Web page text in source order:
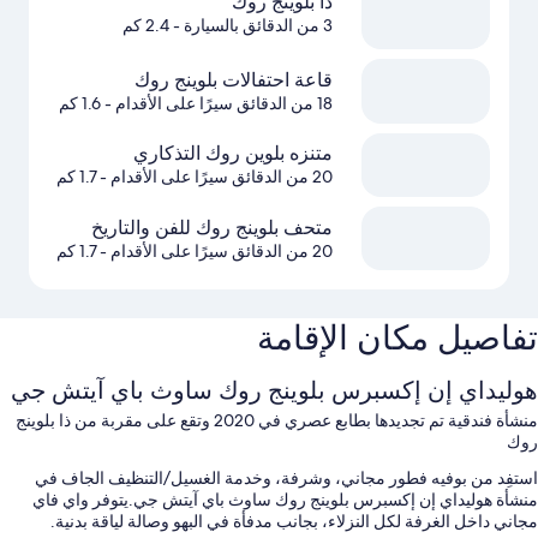
3 من الدقائق بالسيارة - 2.4 كم
قاعة احتفالات بلوينج روك
18 من الدقائق سيرًا على الأقدام - 1.6 كم
متنزه بلوين روك التذكاري
20 من الدقائق سيرًا على الأقدام - 1.7 كم
متحف بلوينج روك للفن والتاريخ
20 من الدقائق سيرًا على الأقدام - 1.7 كم
تفاصيل مكان الإقامة
هوليداي إن إكسبرس بلوينج روك ساوث باي آيتش جي
منشأة فندقية تم تجديدها بطابع عصري في 2020 وتقع على مقربة من ذا بلوينج
روك
استفِد من بوفيه فطور مجاني، وشرفة، وخدمة الغسيل/التنظيف الجاف في
منشأة هوليداي إن إكسبرس بلوينج روك ساوث باي آيتش جي.يتوفر واي فاي
مجاني داخل الغرفة لكل النزلاء، بجانب مدفأة في البهو وصالة لياقة بدنية.